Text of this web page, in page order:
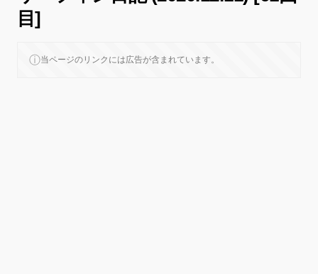
目]
ⓘ当ページのリンクには広告が含まれています。